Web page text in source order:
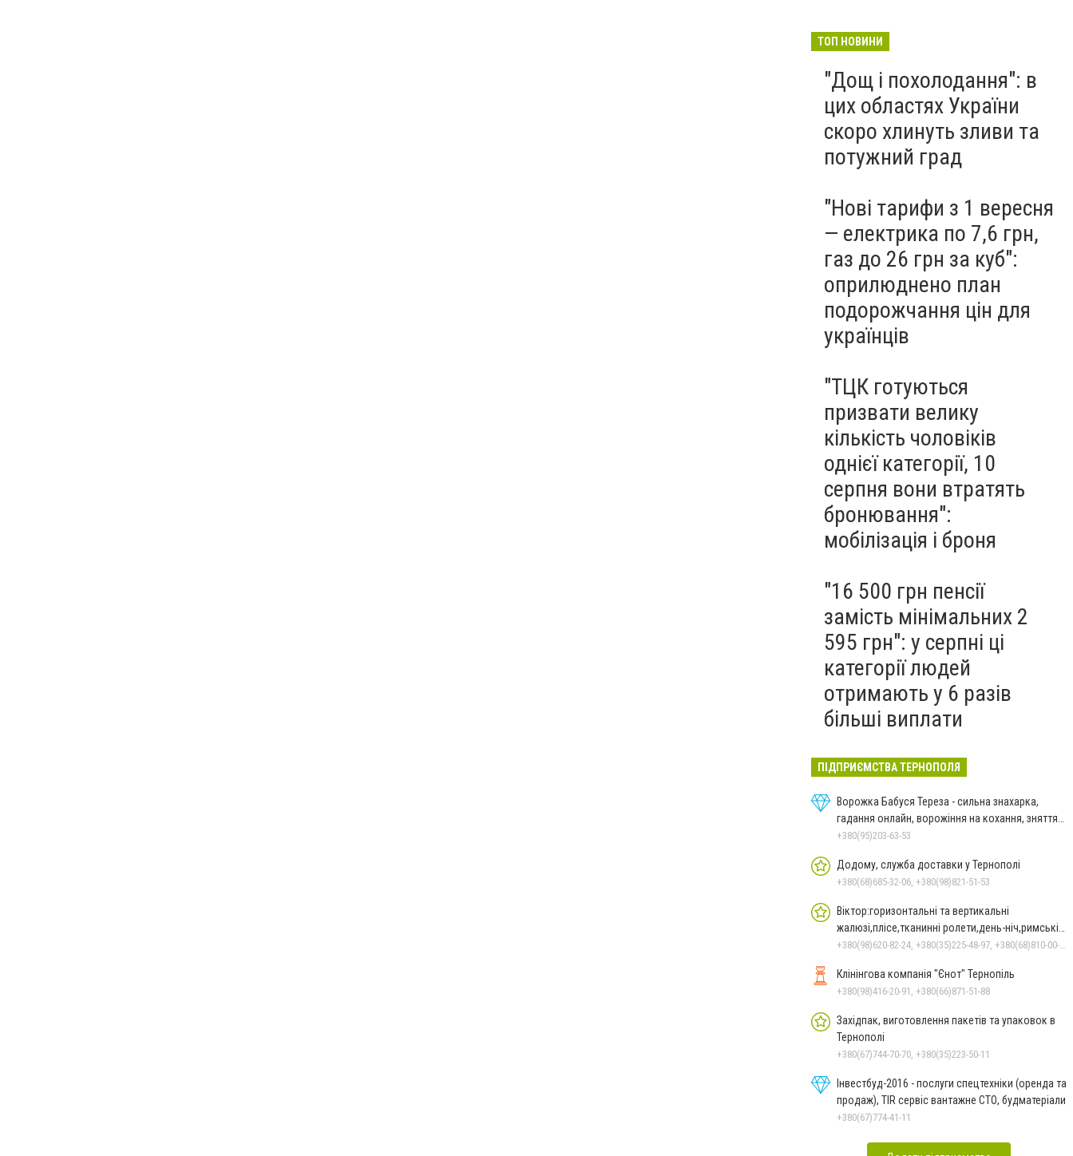
ТОП НОВИНИ
"Дощ і похолодання": в
цих областях України
скоро хлинуть зливи та
потужний град
"Нові тарифи з 1 вересня
— електрика по 7,6 грн,
газ до 26 грн за куб":
оприлюднено план
подорожчання цін для
українців
"ТЦК готуються
призвати велику
кількість чоловіків
однієї категорії, 10
серпня вони втратять
бронювання":
мобілізація і броня
"16 500 грн пенсії
замість мінімальних 2
595 грн": у серпні ці
категорії людей
отримають у 6 разів
більші виплати
ПІДПРИЄМСТВА ТЕРНОПОЛЯ
Ворожка Бабуся Тереза - сильна знахарка,
гадання онлайн, ворожіння на кохання, зняття
порчі
+380(95)203-63-53
Додому, служба доставки у Тернополі
+380(68)685-32-06, +380(98)821-51-53
Віктор:горизонтальні та вертикальні
жалюзі,плісе,тканинні ролети,день-ніч,римські
штори в Тернополі
+380(98)620-82-24, +380(35)225-48-97, +380(68)810-00-33
Клінінгова компанія "Єнот" Тернопіль
+380(98)416-20-91, +380(66)871-51-88
Західпак, виготовлення пакетів та упаковок в
Тернополі
+380(67)744-70-70, +380(35)223-50-11
Інвестбуд-2016 - послуги спецтехніки (оренда та
продаж), TIR сервіс вантажне СТО, будматеріали
+380(67)774-41-11